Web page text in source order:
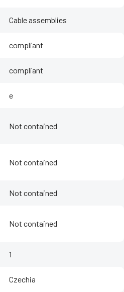
Cable assemblies
compliant
compliant
e
Not contained
Not contained
Not contained
Not contained
1
Czechia